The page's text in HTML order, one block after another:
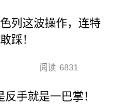
列这波操作，连特
踩！
阅读 6831
手就是一巴掌！